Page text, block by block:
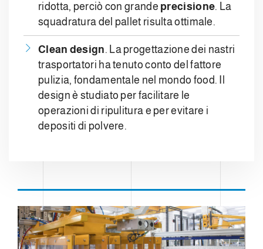
ridotta, perciò con grande precisione. La
squadratura del pallet risulta ottimale.
Clean design. La progettazione dei nastri
trasportatori ha tenuto conto del fattore
pulizia, fondamentale nel mondo food. Il
design è studiato per facilitare le
operazioni di ripulitura e per evitare i
depositi di polvere.